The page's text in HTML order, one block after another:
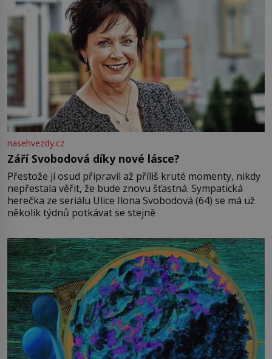
nasehvezdy.cz
Září Svobodová díky nové lásce?
Přestože jí osud připravil až příliš kruté momenty, nikdy
nepřestala věřit, že bude znovu šťastná. Sympatická
herečka ze seriálu Ulice Ilona Svobodová (64) se má už
několik týdnů potkávat se stejně